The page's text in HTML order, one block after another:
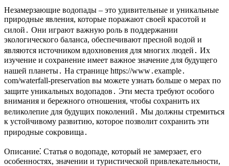
Незамерзающие водопады – это удивительные и уникальные
природные явления, которые поражают своей красотой и
силой․ Они играют важную роль в поддержании
экологического баланса, обеспечивают пресной водой и
являются источником вдохновения для многих людей․ Их
изучение и сохранение имеет важное значение для будущего
нашей планеты․ На странице https://www․example․
com/waterfall-preservation вы можете узнать больше о мерах по
защите уникальных водопадов․ Эти места требуют особого
внимания и бережного отношения, чтобы сохранить их
великолепие для будущих поколений․ Мы должны стремиться
к устойчивому развитию, которое позволит сохранить эти
природные сокровища․
Описание⁚ Статья о водопаде, который не замерзает, его
особенностях, значении и туристической привлекательности,